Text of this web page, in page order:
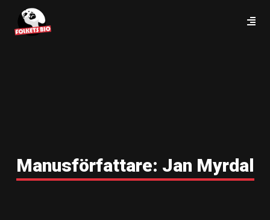
Manusförfattare: Jan Myrdal